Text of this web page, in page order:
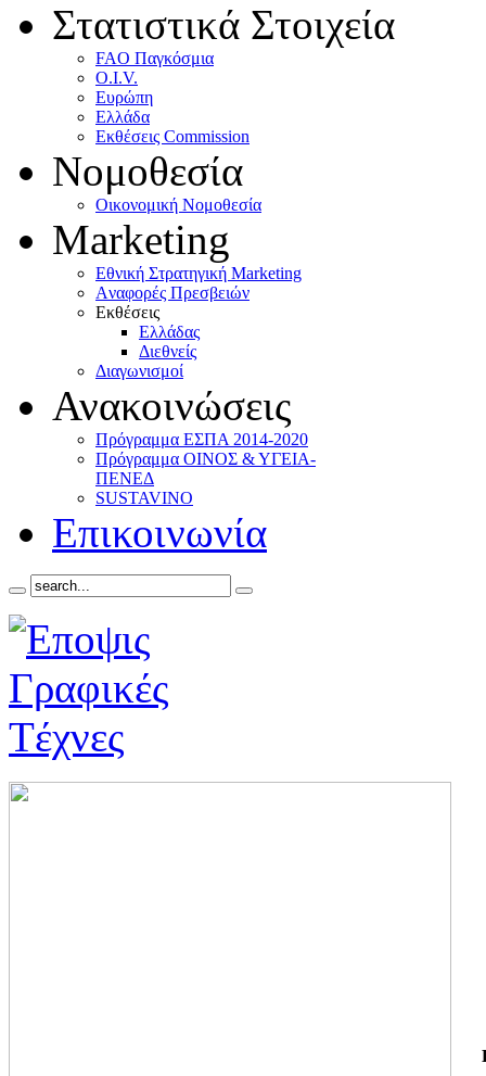
Στατιστικά Στοιχεία
FAO Παγκόσμια
O.I.V.
Ευρώπη
Ελλάδα
Eκθέσεις Commission
Νομοθεσία
Οικονομική Νομοθεσία
Marketing
Eθνική Στρατηγική Marketing
Aναφορές Πρεσβειών
Eκθέσεις
Eλλάδας
Διεθνείς
Διαγωνισμοί
Ανακοινώσεις
Πρόγραμμα ΕΣΠΑ 2014-2020
Πρόγραμμα ΟΙΝΟΣ & ΥΓΕΙΑ-
ΠΕΝΕΔ
SUSTAVINO
Επικοινωνία